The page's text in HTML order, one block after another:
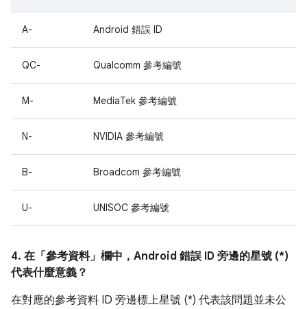
A- Android 錯誤 ID
QC- Qualcomm 參考編號
M- MediaTek 參考編號
N- NVIDIA 參考編號
B- Broadcom 參考編號
U- UNISOC 參考編號
4. 在「參考資料」 欄中，Android 錯誤 ID 旁邊的星號 (*)
代表什麼意義？
在對應的參考資料 ID 旁邊標上星號 (*) 代表該問題並未公